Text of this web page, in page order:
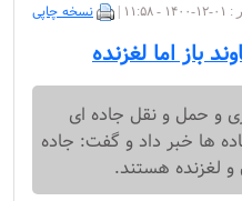
نسخه چاپی
باز اما لغزنده‌
و حمل و نقل جاده ای
ها خبر داد و گفت: جاده
لغزنده هستند.